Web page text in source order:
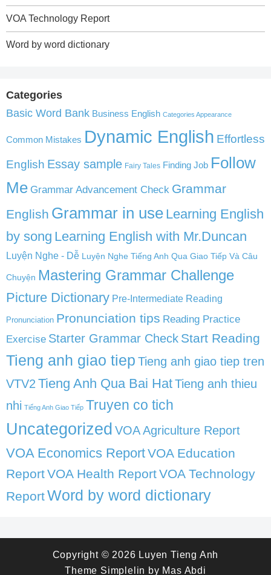
VOA Technology Report
Word by word dictionary
Categories
Basic Word Bank Business English Categories Appearance
Common Mistakes Dynamic English Effortless
English Essay sample Fairy Tales Finding Job Follow
Me Grammar Advancement Check Grammar
English Grammar in use Learning English
by song Learning English with Mr.Duncan
Luyện Nghe - Dễ Luyện Nghe Tiếng Anh Qua Giao Tiếp Và Câu
Chuyện Mastering Grammar Challenge
Picture Dictionary Pre-Intermediate Reading
Pronunciation Pronunciation tips Reading Practice
Exercise Starter Grammar Check Start Reading
Tieng anh giao tiep Tieng anh giao tiep tren
VTV2 Tieng Anh Qua Bai HatTieng anh thieu
nhi Tiếng Anh Giao Tiếp Truyen co tich
Uncategorized VOA Agriculture Report
VOA Economics ReportVOA Education
ReportVOA Health ReportVOA Technology
ReportWord by word dictionary
Copyright © 2026 Luyen Tieng Anh
Theme Simplelin by Mas Abdi